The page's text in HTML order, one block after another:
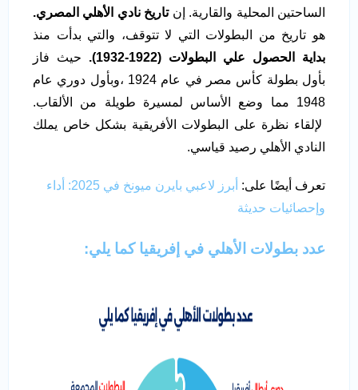
الساحتين المحلية والقارية. إنتاريخ نادي الأهلي المصري.
هو تاريخ من البطولات التي لا تتوقف، والتي بدأت منذ
بداية الحصول علي البطولات (1922-1932
). حيث فاز
بأول بطولة كأس مصر في عام 1924 ،وبأول دوري عام
1948 مما وضع الأساس لمسيرة طويلة من الألقاب.
لإلقاء نظرة على البطولات الأفريقية بشكل خاص يملك
النادي الأهلي رصيد قياسي.
تعرف أيضًا على:
أبرز لاعبي بايرن ميونخ في 2025: أداء
وإحصائيات حديثة
عدد بطولات الأهلي في إفريقيا كما يلي: